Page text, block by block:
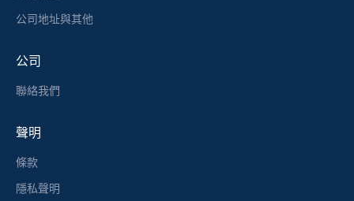
公司地址與其他
公司
聯絡我們
聲明
條款
隱私聲明